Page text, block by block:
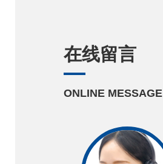
在线留言
ONLINE MESSAGE